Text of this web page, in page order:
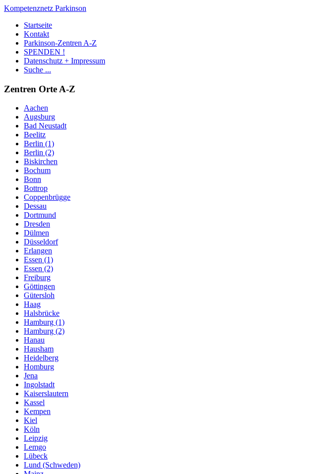
Kompetenznetz Parkinson
Startseite
Kontakt
Parkinson-Zentren A-Z
SPENDEN !
Datenschutz + Impressum
Suche ...
Zentren Orte A-Z
Aachen
Augsburg
Bad Neustadt
Beelitz
Berlin (1)
Berlin (2)
Biskirchen
Bochum
Bonn
Bottrop
Coppenbrügge
Dessau
Dortmund
Dresden
Dülmen
Düsseldorf
Erlangen
Essen (1)
Essen (2)
Freiburg
Göttingen
Gütersloh
Haag
Halsbrücke
Hamburg (1)
Hamburg (2)
Hanau
Hausham
Heidelberg
Homburg
Jena
Ingolstadt
Kaiserslautern
Kassel
Kempen
Kiel
Köln
Leipzig
Lemgo
Lübeck
Lund (Schweden)